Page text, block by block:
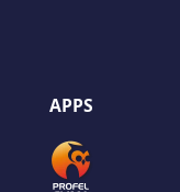
APPS